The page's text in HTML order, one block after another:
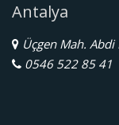
Antalya
Üçgen Mah.
0546 522 85 41